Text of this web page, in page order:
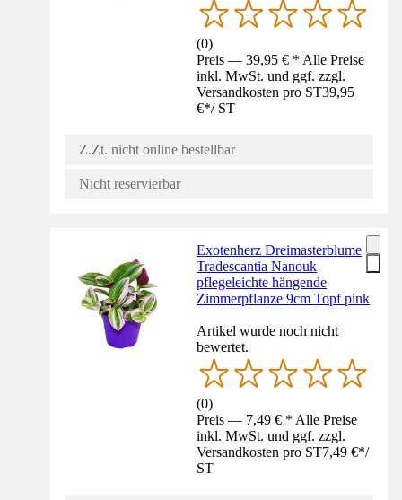
(0)
Preis — 39,95 € * Alle Preise
inkl. MwSt. und ggf. zzgl.
Versandkosten pro ST39,95
€*/ ST
Z.Zt. nicht online bestellbar
Nicht reservierbar
Exotenherz Dreimasterblume
Tradescantia Nanouk
pflegeleichte hängende
Zimmerpflanze 9cm Topf pink
Artikel wurde noch nicht
bewertet.
(0)
Preis — 7,49 € * Alle Preise
inkl. MwSt. und ggf. zzgl.
Versandkosten pro ST7,49 €*/
ST